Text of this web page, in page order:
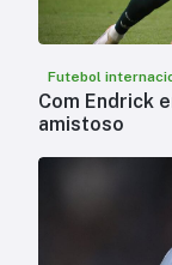
Futebol
Com Endrick
amistoso